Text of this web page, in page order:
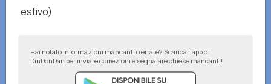
estivo)
Hai notato informazioni mancanti o errate? Scarica l'app di
DinDonDan per inviare correzioni e segnalare chiese mancanti!